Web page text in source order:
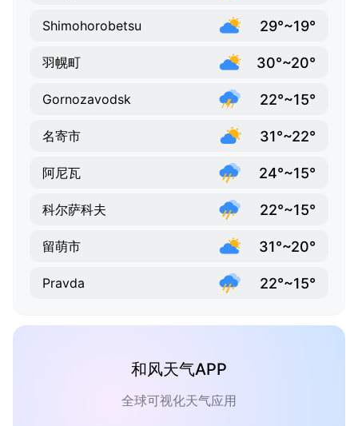
Shimohorobetsu 29°~19°
羽幌町 30°~20°
Gornozavodsk 22°~15°
名寄市 31°~22°
阿尼瓦 24°~15°
科尔萨科夫 22°~15°
留萌市 31°~20°
Pravda 22°~15°
和风天气APP
全球可视化天气应用